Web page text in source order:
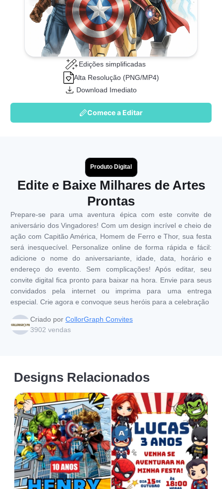
Edições simplificadas
Alta Resolução (PNG/MP4)
Download Imediato
Comece a Editar
Produto Digital
Edite e Baixe Milhares de Artes
Prontas
Prepare-se para uma aventura épica com este convite de
aniversário dos Vingadores! Com um design incrível e cheio de
ação com Capitão América, Homem de Ferro e Thor, sua festa
será inesquecível. Personalize online de forma rápida e fácil:
adicione o nome do aniversariante, idade, data, horário e
endereço do evento. Sem complicações! Após editar, seu
convite digital fica pronto para baixar na hora. Envie para seus
convidados pela internet ou imprima para uma entrega
especial. Crie agora e convoque seus heróis para a celebração
Criado por CollorGraph Convites
3902 vendas
Designs Relacionados